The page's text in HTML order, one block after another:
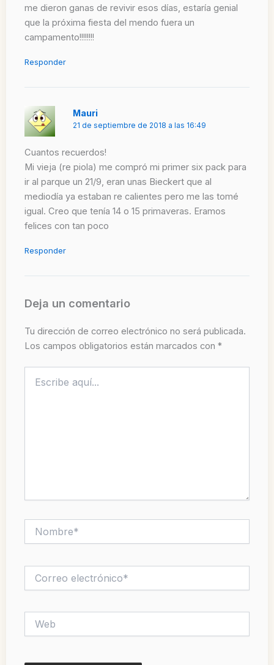
me dieron ganas de revivir esos días, estaría genial
que la próxima fiesta del mendo fuera un
campamento!!!!!!!!
Responder
Mauri
21 de septiembre de 2018 a las 16:49
Cuantos recuerdos!
Mi vieja (re piola) me compró mi primer six pack para
ir al parque un 21/9, eran unas Bieckert que al
mediodía ya estaban re calientes pero me las tomé
igual. Creo que tenía 14 o 15 primaveras. Eramos
felices con tan poco
Responder
Deja un comentario
Tu dirección de correo electrónico no será publicada.
Los campos obligatorios están marcados con *
aquí...
electrónico*